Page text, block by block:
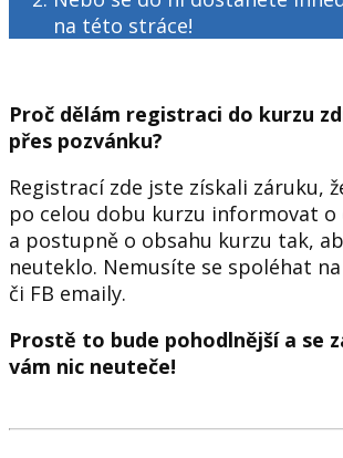
na této stráce!
Proč dělám registraci do kurzu
přes pozvánku?
Registrací zde jste získali záruku,
po celou dobu kurzu informovat o
a postupně o obsahu kurzu tak,
neuteklo. Nemusíte se spoléhat
či FB emaily.
Prostě to bude pohodlnější a se
vám nic neuteče!